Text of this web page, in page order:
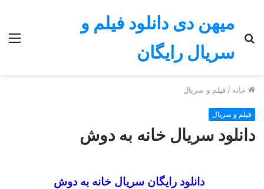
میهن دی دانلود فیلم و
سریال رایگان
جستجو
برای
خانه / فیلم و سریال
فیلم و سریال
دانلود سریال خانه به دوش
دانلود رایگان سریال خانه به دوش